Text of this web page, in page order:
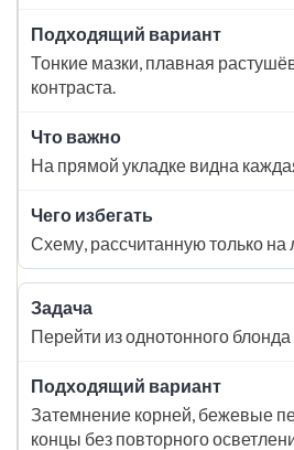
Тонкие мазки, плавная
контраста.
На прямой укладке видна
Схему, рассчитанную только на
Перейти из однотонного блонда
Затемнение корней, бежевые
концы без повторного